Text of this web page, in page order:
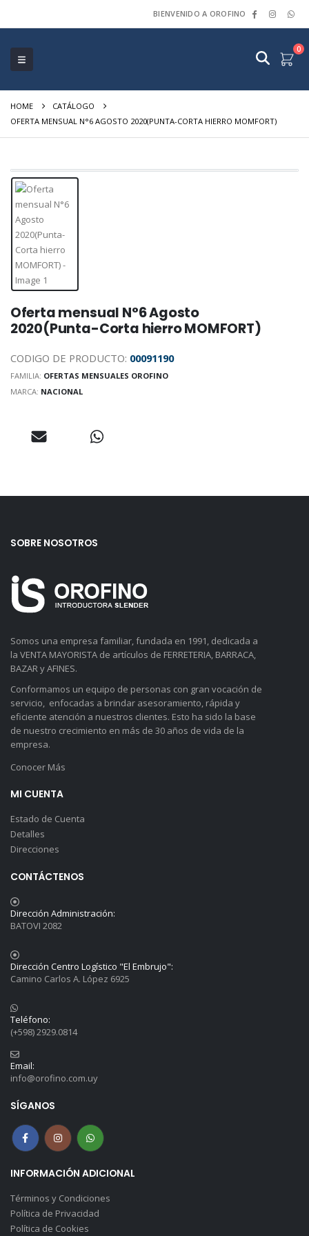
BIENVENIDO A OROFINO
0
HOME
CATÁLOGO
OFERTA MENSUAL N°6 AGOSTO 2020(PUNTA-CORTA HIERRO MOMFORT)
Oferta mensual N°6 Agosto
2020(Punta-Corta hierro MOMFORT)
CODIGO DE PRODUCTO: 00091190
FAMILIA: OFERTAS MENSUALES OROFINO
MARCA: NACIONAL
SOBRE NOSOTROS
Somos una empresa familiar, fundada en 1991, dedicada a
la VENTA MAYORISTA de artículos de FERRETERIA, BARRACA,
BAZAR y AFINES.
Conformamos un equipo de personas con gran vocación de
servicio, enfocadas a brindar asesoramiento, rápida y
eficiente atención a nuestros clientes. Esto ha sido la base
de nuestro crecimiento en más de 30 años de vida de la
empresa.
Conocer Más
MI CUENTA
Estado de Cuenta
Detalles
Direcciones
CONTÁCTENOS
Dirección Administración:
BATOVI 2082
Dirección Centro Logístico "El Embrujo":
Camino Carlos A. López 6925
Teléfono:
(+598) 2929.0814
Email:
info@orofino.com.uy
SÍGANOS
INFORMACIÓN ADICIONAL
Términos y Condiciones
Política de Privacidad
Política de Cookies